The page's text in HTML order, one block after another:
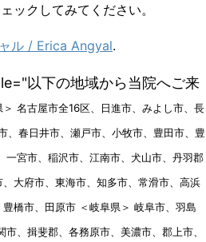
ックしてみてください。
ル / Erica Angyal.
以下の地域から当院へご来
＞ 名古屋市全16区、日進市、みよし市、長
、春日井市、瀬戸市、小牧市、豊田市、豊
一宮市、稲沢市、江南市、犬山市、丹羽郡
大府市、東海市、知多市、常滑市、高浜
橋市、田原市 ＜岐阜県＞ 岐阜市、羽島
、揖斐郡、各務原市、美濃市、郡上市、